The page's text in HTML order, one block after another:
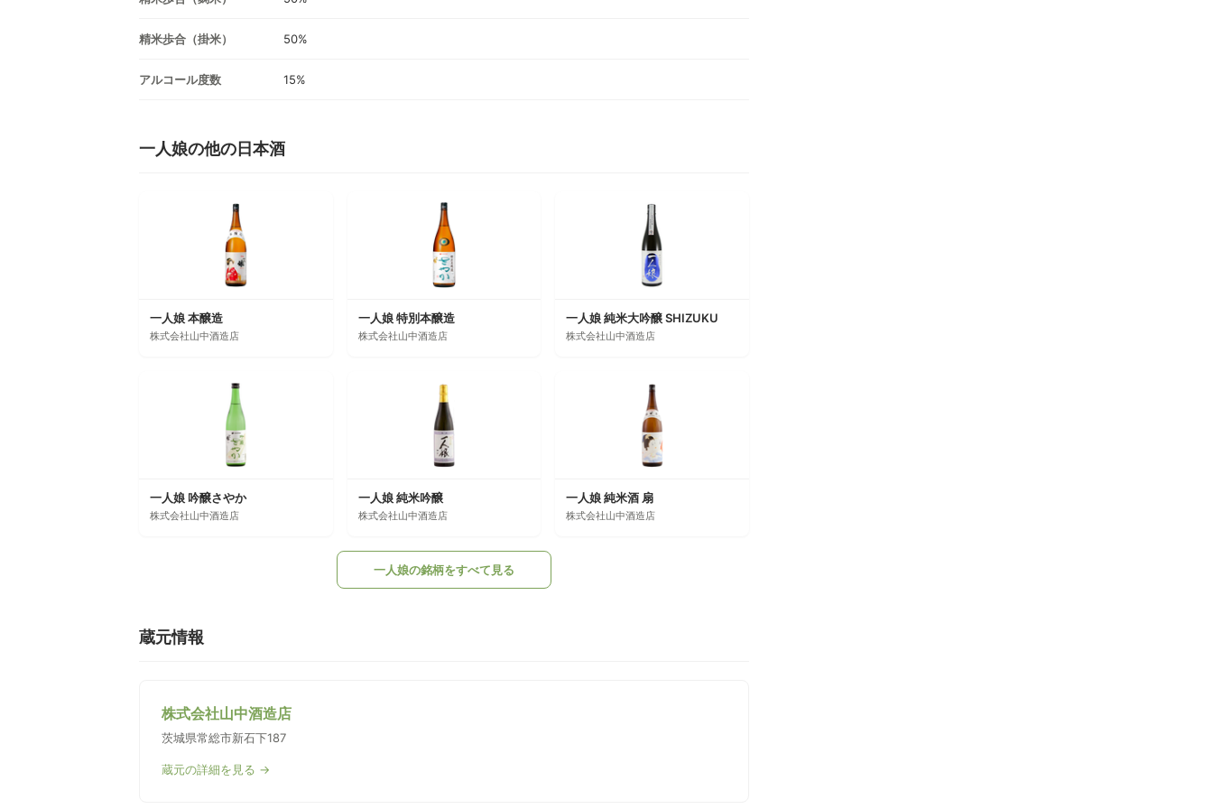
精米歩合（掛米） 50%
アルコール度数 15%
一人娘の他の日本酒
一人娘 本醸造
株式会社山中酒造店
一人娘 特別本醸造
株式会社山中酒造店
一人娘 純米大吟醸 SHIZUKU
株式会社山中酒造店
一人娘 吟醸さやか
株式会社山中酒造店
一人娘 純米吟醸
株式会社山中酒造店
一人娘 純米酒 扇
株式会社山中酒造店
一人娘の銘柄をすべて見る
蔵元情報
株式会社山中酒造店
茨城県常総市新石下187
蔵元の詳細を見る →